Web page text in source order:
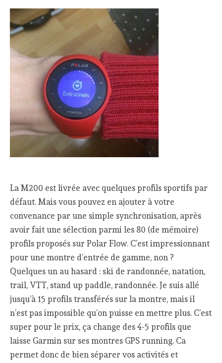
La M200 est livrée avec quelques profils sportifs par
défaut. Mais vous pouvez en ajouter à votre
convenance par une simple synchronisation, après
avoir fait une sélection parmi les 80 (de mémoire)
profils proposés sur Polar Flow. C’est impressionnant
pour une montre d’entrée de gamme, non ?
Quelques un au hasard : ski de randonnée, natation,
trail, VTT, stand up paddle, randonnée. Je suis allé
jusqu’à 15 profils transférés sur la montre, mais il
n’est pas impossible qu’on puisse en mettre plus. C’est
super pour le prix, ça change des 4-5 profils que
laisse Garmin sur ses montres GPS running. Ca
permet donc de bien séparer vos activités et